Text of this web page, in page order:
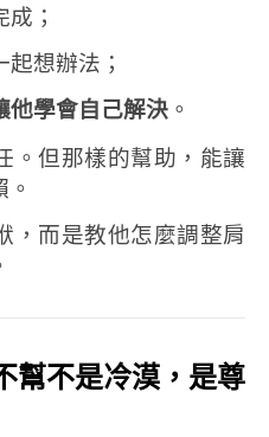
；
想辦法；
他學會自己解決 。
。但那樣的幫助，能讓
， 而是教他怎麼調整肩
幫不是冷漠，是尊